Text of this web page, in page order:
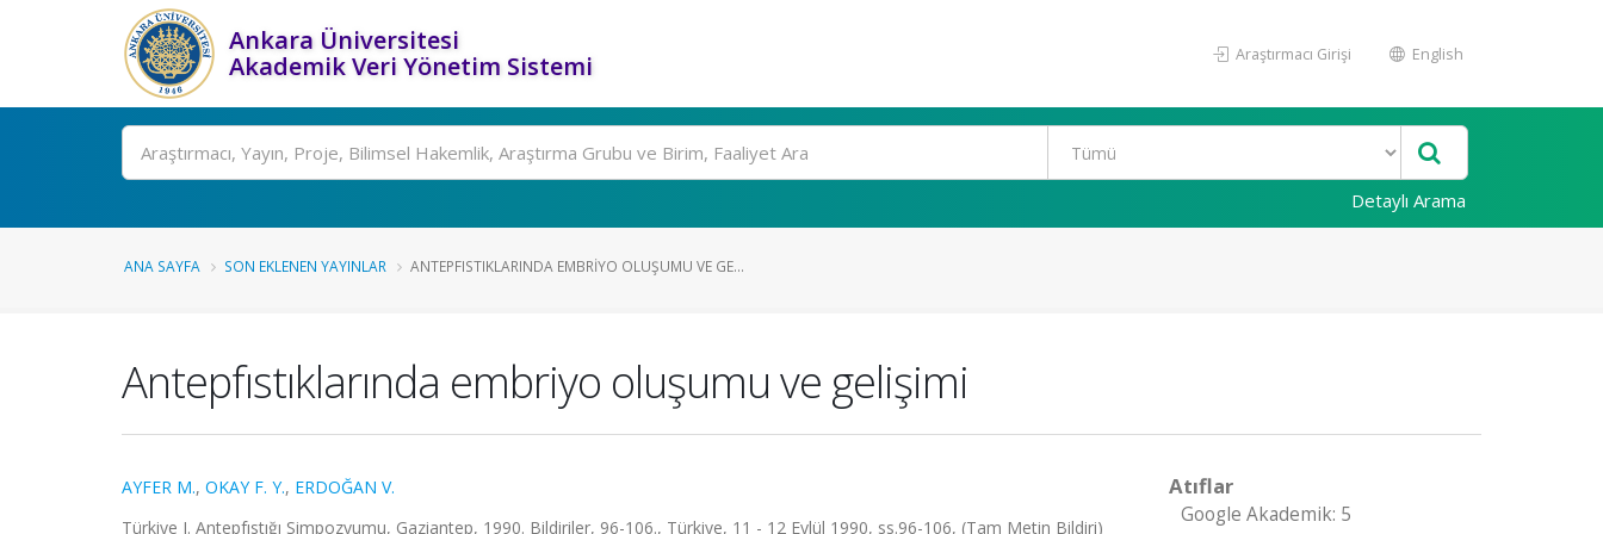
Ankara Üniversitesi
Akademik Veri Yönetim Sistemi
Araştırmacı Girişi English
Ara
Detaylı Arama
ANA SAYFA SON EKLENEN YAYINLAR ANTEPFISTIKLARINDA EMBRIYO OLUŞUMU VE GE...
Antepfıstıklarında embriyo oluşumu ve gelişimi
AYFER M., OKAY F. Y., ERDOĞAN V.
Türkiye I. Antepfıstığı Simpozyumu, Gaziantep, 1990. Bildiriler, 96-106., Türkiye, 11 - 12 Eylül 1990, ss.96-106, (Tam Metin Bildiri)
Atıflar
Google Akademik: 5